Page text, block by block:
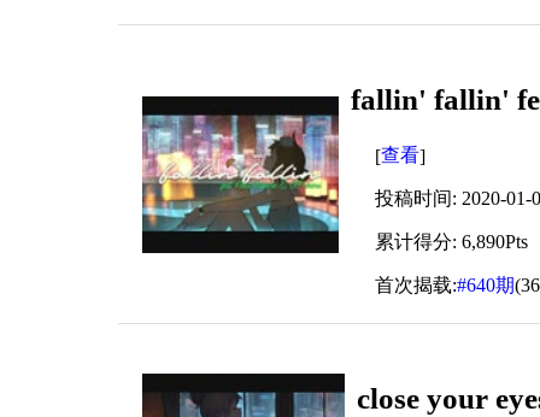
fallin' fallin'
[查看]
投稿时间: 2020-01-
累计得分: 6,890Pts
首次揭载:#640期
close your